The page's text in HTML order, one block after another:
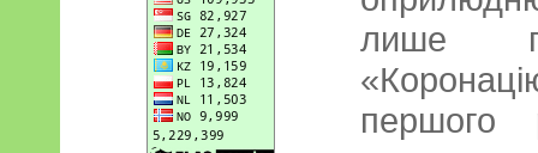
лише
першого